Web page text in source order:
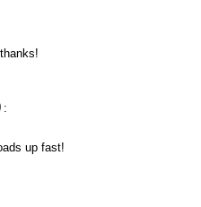
:
up fast!